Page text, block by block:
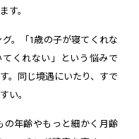
す。
。「1歳の子が寝てくれな
くれない」という悩みで
。同じ境遇にいたり、すで
い。
の年齢やもっと細かく月齢